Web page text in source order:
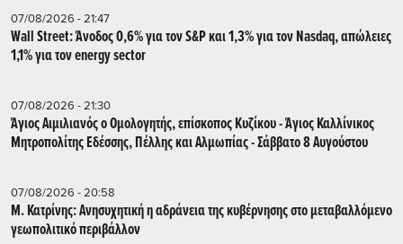
07/08/2026 - 21:47
Wall Street: Άνοδος 0,6% για τον S&P και 1,3% για τον Nasdaq, απώλειες
1,1% για τον energy sector
07/08/2026 - 21:30
Άγιος Αιμιλιανός ο Ομολογητής, επίσκοπος Κυζίκου - Άγιος Καλλίνικος
Μητροπολίτης Εδέσσης, Πέλλης και Αλμωπίας - Σάββατο 8 Αυγούστου
07/08/2026 - 20:58
Μ. Κατρίνης: Ανησυχητική η αδράνεια της κυβέρνησης στο μεταβαλλόμενο
γεωπολιτικό περιβάλλον